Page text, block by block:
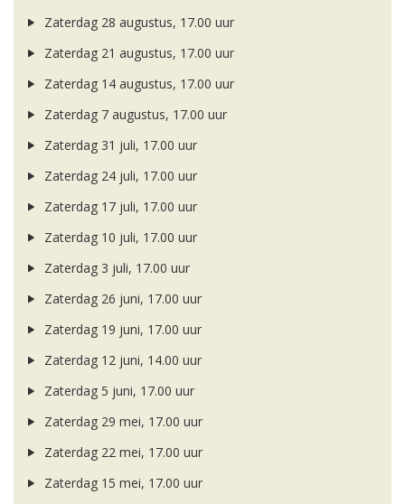
Zaterdag 28 augustus, 17.00 uur
Zaterdag 21 augustus, 17.00 uur
Zaterdag 14 augustus, 17.00 uur
Zaterdag 7 augustus, 17.00 uur
Zaterdag 31 juli, 17.00 uur
Zaterdag 24 juli, 17.00 uur
Zaterdag 17 juli, 17.00 uur
Zaterdag 10 juli, 17.00 uur
Zaterdag 3 juli, 17.00 uur
Zaterdag 26 juni, 17.00 uur
Zaterdag 19 juni, 17.00 uur
Zaterdag 12 juni, 14.00 uur
Zaterdag 5 juni, 17.00 uur
Zaterdag 29 mei, 17.00 uur
Zaterdag 22 mei, 17.00 uur
Zaterdag 15 mei, 17.00 uur